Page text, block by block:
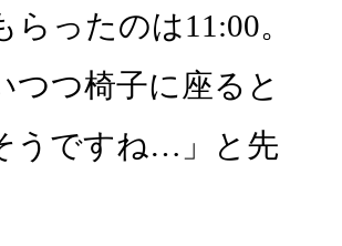
らったのは11:00。
つつ椅子に座ると
うですね…」と先